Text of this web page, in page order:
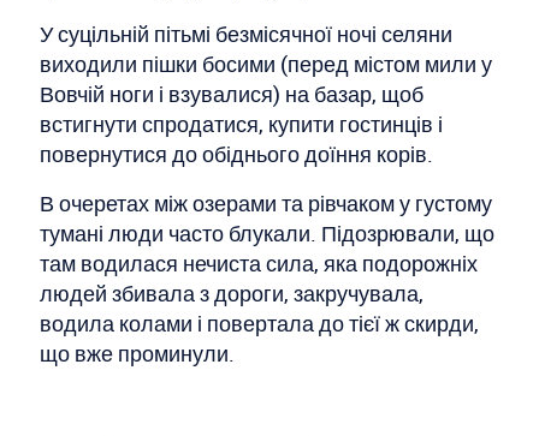
У суцільній пітьмі безмісячної ночі селяни
виходили пішки босими (перед містом мили у
Вовчій ноги і взувалися) на базар, щоб
встигнути спродатися, купити гостинців і
повернутися до обіднього доїння корів.
В очеретах між озерами та рівчаком у густому
тумані люди часто блукали. Підозрювали, що
там водилася нечиста сила, яка подорожніх
людей збивала з дороги, закручувала,
водила колами і повертала до тієї ж скирди,
що вже проминули.